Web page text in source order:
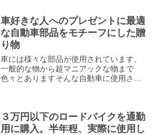
わ」と苦笑いで言いました...
車好きな人へのプレゼントに最適
な自動車部品をモチーフにした贈
り物
車には様々な部品が使用されています。
一般的な物から超マニアックな物まで
色々とありますそんな自動車に使用され
な彼氏・旦那へのプレゼント・...
３万円以下のロードバイクを通勤
用に購入。半年程、実際に使用し